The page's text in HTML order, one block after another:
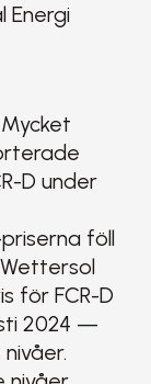
Energi
Mycket
D under
priserna föll
för FCR-D
2024 —